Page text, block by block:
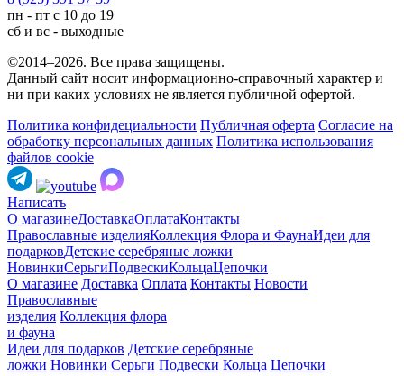
пн - пт с 10 до 19
сб и вс - выходные
©2014–2026. Все права защищены.
Данный сайт носит информационно-справочный характер и
ни при каких условиях не является публичной офертой.
Политика конфидециальности Публичная оферта Согласие на
обработку персональных данных Политика использования
файлов cookie
Написать
О магазинеДоставкаОплатаКонтакты
Православные изделияКоллекция Флора и ФаунаИдеи для
подарковДетские серебряные ложки
НовинкиСерьгиПодвескиКольцаЦепочки
О магазине Доставка Оплата Контакты Новости
Православные
изделия Коллекция флора
и фауна
Идеи для подарков Детские серебряные
ложки Новинки Серьги Подвески Кольца Цепочки